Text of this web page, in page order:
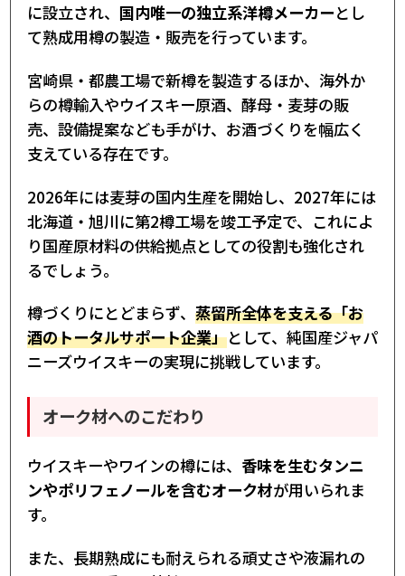
に設立され、 国内唯一の独立系洋樽メーカーとし
て熟成用樽の製造・販売を行っています。
宮崎県・都農工場で新樽を製造するほか、海外か
らの樽輸入やウイスキー原酒、酵母・麦芽の販
売、設備提案なども手がけ、お酒づくりを幅広く
支えている存在です。
2026年には麦芽の国内生産を開始し、2027年には
北海道・旭川に第2樽工場を竣工予定で、これによ
り国産原材料の供給拠点としての役割も強化され
るでしょう。
樽づくりにとどまらず、 蒸留所全体を支える「お
酒のトータルサポート企業」として、純国産ジャパ
ニーズウイスキーの実現に挑戦しています。
オーク材へのこだわり
ウイスキーやワインの樽には、 香味を生むタンニ
ンやポリフェノールを含むオーク材が用いられま
す。
また、長期熟成にも耐えられる頑丈さや液漏れの